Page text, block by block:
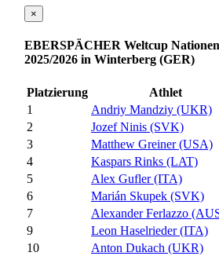
×
EBERSPÄCHER Weltcup
2025/2026 in Winterberg (GER)
Platzierung
Athlet
1
Andriy Mandziy (UKR)
2
Jozef Ninis (SVK)
3
Matthew Greiner (USA)
4
Kaspars Rinks (LAT)
5
Alex Gufler (ITA)
6
Marián Skupek (SVK)
7
Alexander Ferlazzo
9
Leon Haselrieder (ITA)
10
Anton Dukach (UKR)